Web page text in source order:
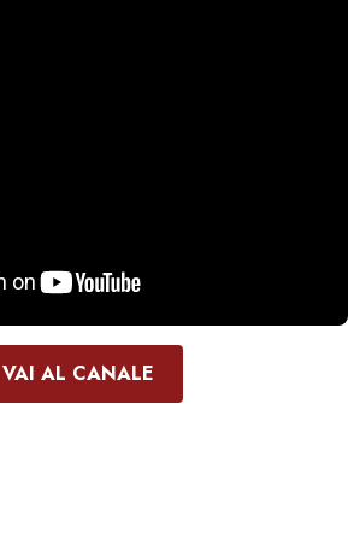
VAI AL CANALE